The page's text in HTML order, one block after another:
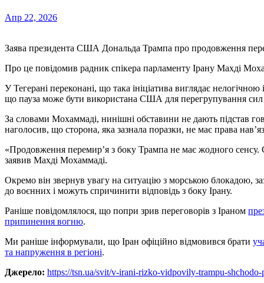
Апр 22, 2026
Заява президента США Дональда Трампа про продовження
Про це повідомив радник спікера парламенту Ірану Махді
У Тегерані переконані, що така ініціатива виглядає
що пауза може бути використана США для перегрупування сил
За словами Мохаммаді, нинішні обставини не дають підстав
наголосив, що сторона, яка зазнала поразки, не має права
«Продовження перемир’я з боку Трампа не має жодного
заявив Махді Мохаммаді.
Окремо він звернув увагу на ситуацію з морською блокадою,
до воєнних і можуть спричинити відповідь з боку Ірану.
Раніше повідомлялося, що попри зрив переговорів з Іраном
припинення вогню.
Ми раніше інформували, що Іран офіційно відмовився брати
та напруження в регіоні.
Джерело: https://tsn.ua/svit/v-irani-rizko-vidpovily-trampu-